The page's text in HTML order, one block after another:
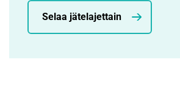
Selaa jätelajettain